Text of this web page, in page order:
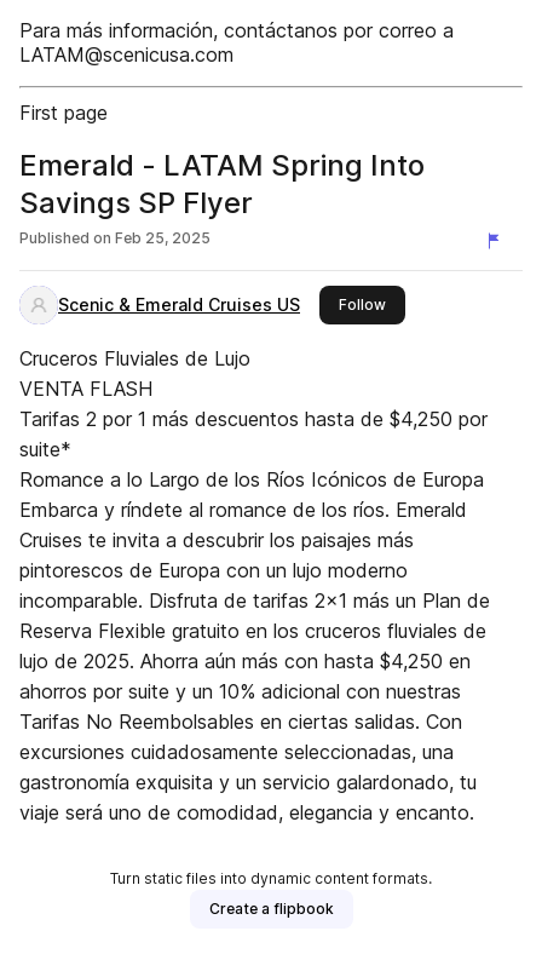
Para más información, contáctanos por correo a
LATAM@scenicusa.com
First page
Emerald - LATAM Spring Into
Savings SP Flyer
Published on Feb 25, 2025
Scenic & Emerald Cruises US Followthis publisher
Cruceros Fluviales de Lujo
VENTA FLASH
Tarifas 2 por 1 más descuentos hasta de $4,250 por
suite*
Romance a lo Largo de los Ríos Icónicos de Europa
Embarca y ríndete al romance de los ríos. Emerald
Cruises te invita a descubrir los paisajes más
pintorescos de Europa con un lujo moderno
incomparable. Disfruta de tarifas 2x1 más un Plan de
Reserva Flexible gratuito en los cruceros fluviales de
lujo de 2025. Ahorra aún más con hasta $4,250 en
ahorros por suite y un 10% adicional con nuestras
Tarifas No Reembolsables en ciertas salidas. Con
excursiones cuidadosamente seleccionadas, una
gastronomía exquisita y un servicio galardonado, tu
viaje será uno de comodidad, elegancia y encanto.
Turn static files into dynamic content formats.
Create a flipbook